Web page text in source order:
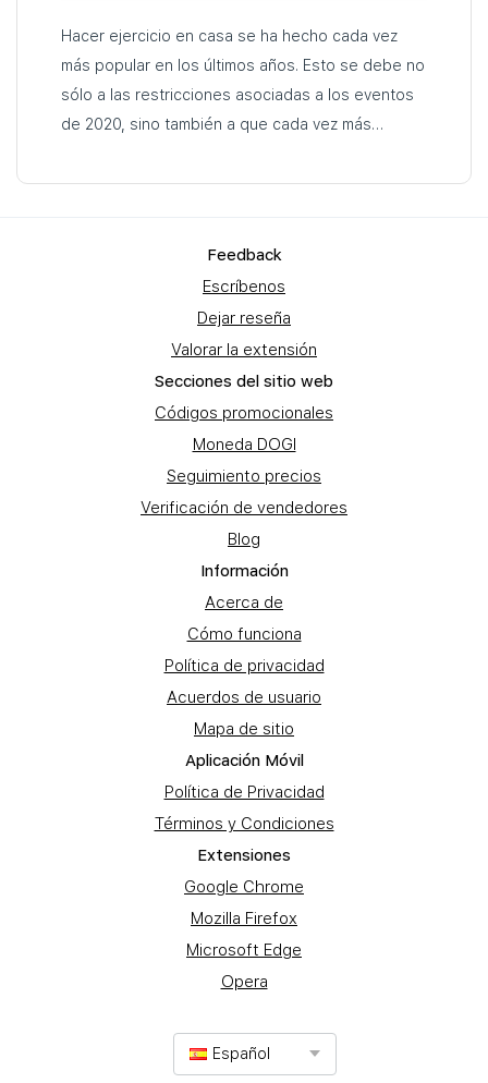
Hacer ejercicio en casa se ha hecho cada vez
más popular en los últimos años. Esto se debe no
sólo a las restricciones asociadas a los eventos
de 2020, sino también a que cada vez más
actividad física para su salud y bienestar…
Feеdback
Escríbenos
Dejar reseña
Valorar la extensión
Secciones del sitio web
Códigos promocionales
Moneda DOGI
Seguimiento precios
Verificación de vendedores
Blog
Información
Acerca de
Cómo funciona
Política de privacidad
Acuerdos de usuario
Mapa de sitio
Aplicación Móvil
Política de Privacidad
Términos y Condiciones
Extensiones
Google Chrome
Mozilla Firefox
Microsoft Edge
Opera
Español